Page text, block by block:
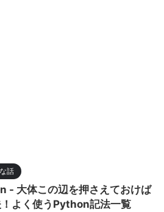
話
- 大体この辺を押さえておけば
よく使うPython記法一覧